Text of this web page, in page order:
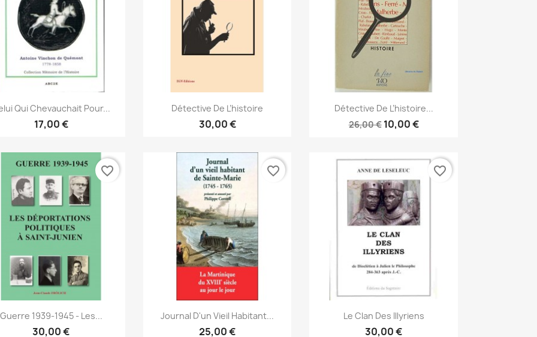
Vista rápida
Qui Chevauchait Pour...
17,00 €
Vista rápida
Détective De L’histoire
30,00 €
Vista rápida
Détective De L’histoire...
26,00 € 10,00 €
 Vista rápida
Guerre 1939-1945 - Les...
30,00 €
favorite_border
Vista rápida
Journal D'un Vieil Habitant...
25,00 €
favorite_border
Vista rápida
Le Clan Des Illyriens
30,00 €
favorite_border